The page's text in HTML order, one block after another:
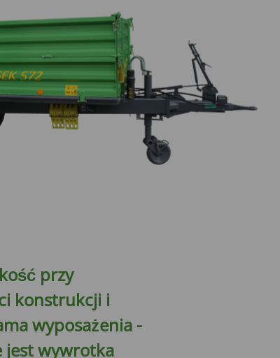
przy
konstrukcji i
wyposażenia -
jest ​​wywrotka